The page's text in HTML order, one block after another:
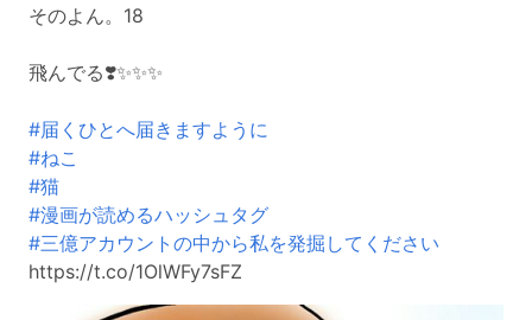
そのよん。18
飛んでる❣️✨✨✨
#届くひとへ届きますように
#ねこ
#猫
#漫画が読めるハッシュタグ
#三億アカウントの中から私を発掘してください
https://t.co/1OlWFy7sFZ